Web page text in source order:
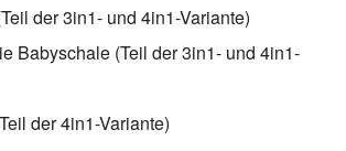
der 3in1- und 4in1-Variante)
Babyschale (Teil der 3in1- und 4in1-
der 4in1-Variante)